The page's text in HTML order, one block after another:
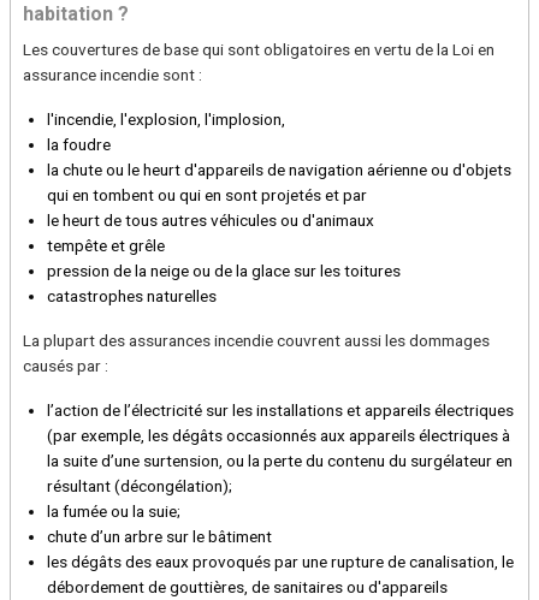
habitation ?
Les couvertures de base qui sont obligatoires en vertu de la Loi en
assurance incendie sont :
l'incendie, l'explosion, l'implosion,
la foudre
la chute ou le heurt d'appareils de navigation aérienne ou d'objets
qui en tombent ou qui en sont projetés et par
le heurt de tous autres véhicules ou d'animaux
tempête et grêle
pression de la neige ou de la glace sur les toitures
catastrophes naturelles
La plupart des assurances incendie couvrent aussi les dommages
causés par :
l’action de l’électricité sur les installations et appareils électriques
(par exemple, les dégâts occasionnés aux appareils électriques à
la suite d’une surtension, ou la perte du contenu du surgélateur en
résultant (décongélation);
la fumée ou la suie;
chute d’un arbre sur le bâtiment
les dégâts des eaux provoqués par une rupture de canalisation, le
débordement de gouttières, de sanitaires ou d'appareils